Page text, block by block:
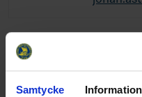
Samtycke Information
Tel:072-
Alt tel: